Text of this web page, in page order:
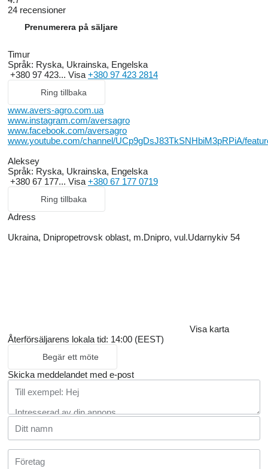
24 recensioner
Prenumerera på säljare
Timur
Språk: Ryska, Ukrainska, Engelska
+380 97 423... Visa +380 97 423 2814
Ring tillbaka
www.avers-agro.com.ua
www.instagram.com/aversagro
www.facebook.com/aversagro
www.youtube.com/channel/UCp9gDsJ83TkSNHbiM3pRPiA/
Aleksey
Språk: Ryska, Ukrainska, Engelska
+380 67 177... Visa +380 67 177 0719
Ring tillbaka
Adress
Ukraina, Dnipropetrovsk oblast, m.Dnipro, vul.Udarnykiv 54
Visa karta
Återförsäljarens lokala tid: 14:00 (EEST)
Begär ett möte
Skicka meddelandet med e-post